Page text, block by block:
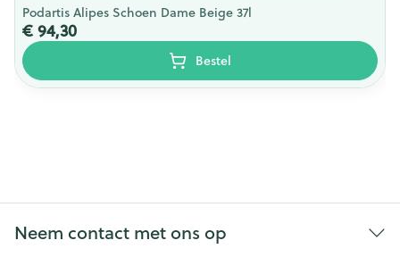
Podartis Alipes Schoen Dame Beige 37l
€ 94,30
Bestel
Neem contact met ons op